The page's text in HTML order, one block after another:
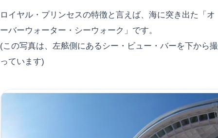
ロイヤル・プリンセスの特徴と言えば、海に突き出た「オ
ーバーウォーター・シーウォーク」です。
(この写真は、左舷側にあるシー・ビュー・バーを下から撮
っています)